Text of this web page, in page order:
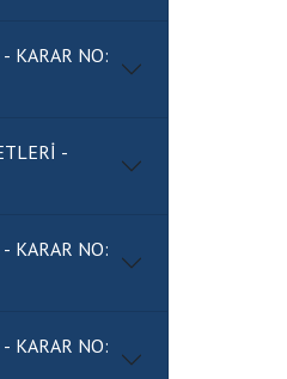
Meclis Kararları
-